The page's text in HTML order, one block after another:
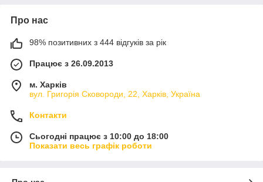
Про нас
98% позитивних з 444 відгуків за рік
Працює з 26.09.2013
м. Харків
вул. Григорія Сковороди, 22, Харків, Україна
Контакти
Сьогодні працює з 10:00 до 18:00
Показати весь графік роботи